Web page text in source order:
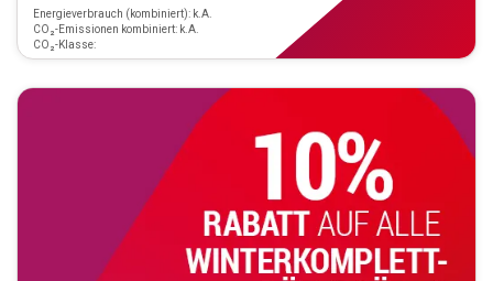
Energieverbrauch (kombiniert): k.A.
CO₂-Emissionen kombiniert: k.A.
CO₂-Klasse: